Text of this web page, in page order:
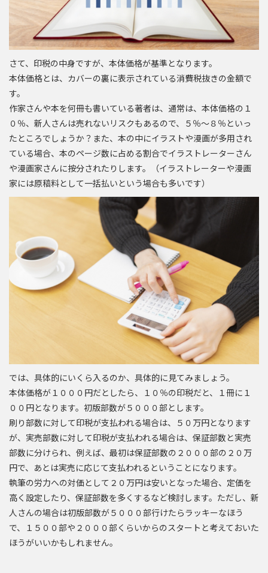
さて、印税の中身ですが、本体価格が基準となります。
本体価格とは、カバーの裏に表示されている消費税抜きの金額で
す。
作家さんや本を何冊も書いている著者は、通常は、本体価格の１
０％、新人さんは売れないリスクもあるので、５％～８％といっ
たところでしょうか？また、本の中にイラストや漫画が多用され
ている場合、本のページ数に占める割合でイラストレーターさん
や漫画家さんに按分されたりします。（イラストレーターや漫画
家には原稿料として一括払いという場合も多いです）
では、具体的にいくら入るのか、具体的に見てみましょう。
本体価格が１０００円だとしたら、１０％の印税だと、１冊に１
００円となります。初版部数が５０００部とします。
刷り部数に対して印税が支払われる場合は、５０万円となります
が、実売部数に対して印税が支払われる場合は、保証部数と実売
部数に分けられ、例えば、最初は保証部数の２０００部の２０万
円で、あとは実売に応じて支払われるということになります。
執筆の労力への対価として２０万円は安いとなった場合、定価を
高く設定したり、保証部数を多くするなど検討します。ただし、新
人さんの場合は初版部数が５０００部行けたらラッキーなほう
で、１５００部や２０００部くらいからのスタートと考えておいた
ほうがいいかもしれません。